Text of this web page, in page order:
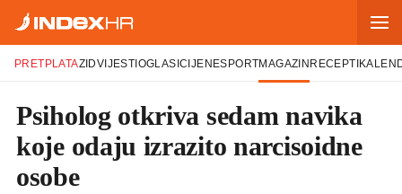
PRETPLATAZIDVIJESTI OGLASICIJENESPORTMAGAZIN RECEPTI
Psiholog otkriva sedam navika
koje odaju izrazito narcisoidne
osobe